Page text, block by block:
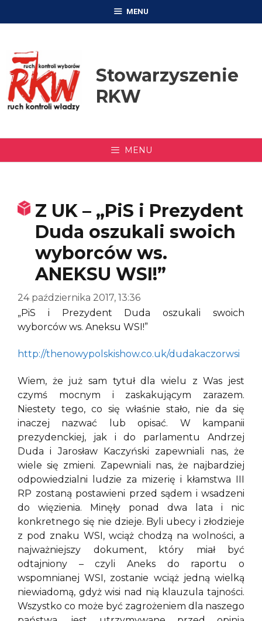
MENU
Stowarzyszenie
RKW
MENU
Z UK – „PiS i Prezydent
Duda oszukali swoich
wyborców ws.
ANEKSU WSI!”
24 października 2017, 13:36
„PiS i Prezydent Duda oszukali swoich
wyborców ws. Aneksu WSI!”
http://thenowypolskishow.co.uk/dudakaczorwsi
Wiem, że już sam tytuł dla wielu z Was jest
czymś mocnym i zaskakującym zarazem.
Niestety tego, co się właśnie stało, nie da się
inaczej nazwać lub opisać. W kampanii
prezydenckiej, jak i do parlamentu Andrzej
Duda i Jarosław Kaczyński zapewniali nas, że
wiele się zmieni. Zapewniali nas, że najbardziej
odpowiedzialni ludzie za mizerię i kłamstwa III
RP zostaną postawieni przed sądem i wsadzeni
do więzienia. Minęły ponad dwa lata i nic
konkretnego się nie dzieje. Byli ubecy i złodzieje
z pod znaku WSI, wciąż chodzą na wolności, a
najważniejszy dokument, który miał być
odtajniony – czyli Aneks do raportu o
wspomnianej WSI, zostanie wciąż jedną wielką
niewiadomą, gdyż wisi nad nią klauzula tajności.
Wszystko co może być zagrożeniem dla naszego